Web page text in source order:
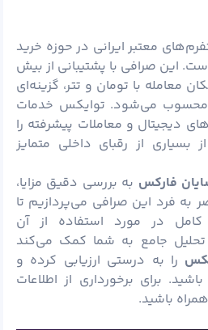
معتبر ایرانی در حوزه خرید
این صرافی با پشتیبانی از بیش
معامله با تومان و تتر، گزینه‌ای
محسوب می‌شود. توایکس خدمات
دیجیتال و معاملات پیشرفته را
بسیاری از رقبای داخلی متمایز
فارکس به بررسی دقیق مزایا،
به فرد این صرافی می‌پردازیم تا
کامل در مورد استفاده از آن
تحلیل جامع به شما کمک می‌کند
را به درستی ارزیابی کرده و
برای برخورداری از اطلاعات
باشید.